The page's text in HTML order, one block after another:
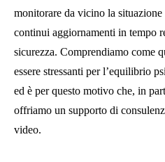
monitorare da vicino la
continui aggiornamenti in tempo
sicurezza. Comprendiamo come
essere stressanti per l’equilibrio
ed è per questo motivo che, in
offriamo un supporto di
video.